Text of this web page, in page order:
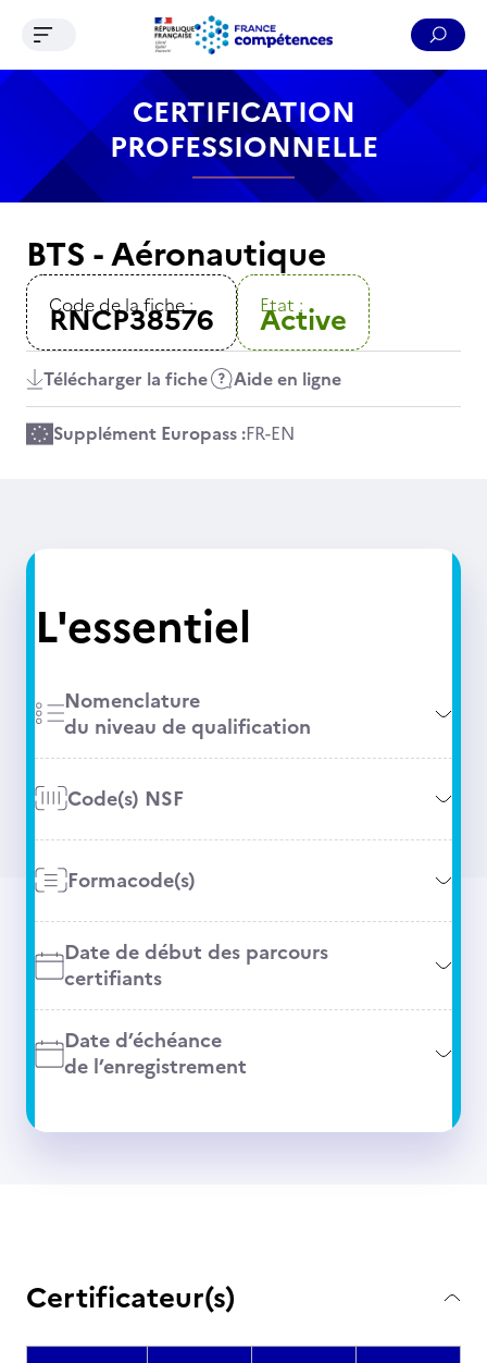
Contenu Recherche Menu Pied de page
Ouvrir le menu de navigation
CERTIFICATION
PROFESSIONNELLE
BTS - Aéronautique
Code de la fiche :
RNCP38576 Etat :
Active
Télécharger la fiche Aide en ligne
Supplément Europass :FR-EN
L'essentiel
Nomenclature
du niveau de qualification
Code(s) NSF
Formacode(s)
Date de début des parcours
certifiants
Date d’échéance
de l’enregistrement
Certificateur(s)